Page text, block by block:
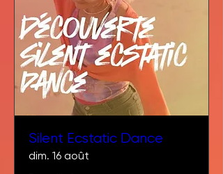
Silent Ecstatic Dance
dim. 16 août